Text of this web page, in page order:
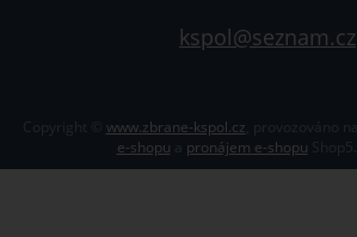
kspol@seznam.cz
Copyright © www.zbrane-kspol.cz
e-shopu
pronájem e-shopu